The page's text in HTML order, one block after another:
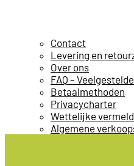
Contact
Levering en
Over ons
FAQ –
Betaalmethoden
Privacycharter
Wettelijke
Algemene